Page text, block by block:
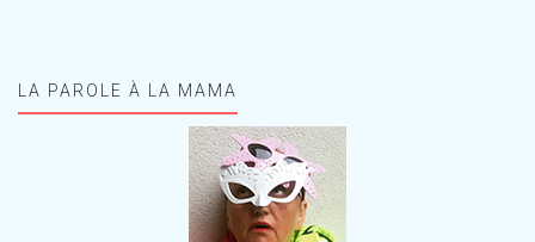
LA PAROLE À LA MAMA